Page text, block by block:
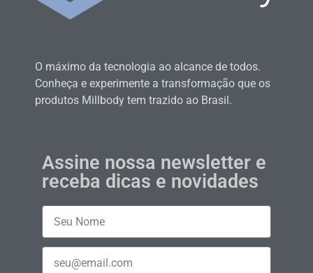
O máximo da tecnologia ao alcance de todos.
Conheça e experimente a transformação que os
produtos Millbody tem trazido ao Brasil.
Assine nossa newsletter e
receba dicas e novidades